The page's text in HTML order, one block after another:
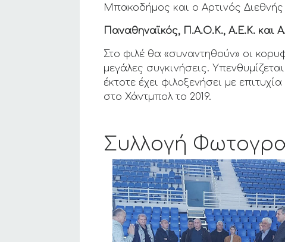
Μπακοδήμος και o Αρτινός
Παναθηναϊκός, Π.Α.Ο.Κ., Α.Ε.Κ. και
Στο φιλέ θα «συναντηθούν» οι
μεγάλες συγκινήσεις.
έκτοτε έχει φιλοξενήσει με
στο Χάντμπολ το 2019.
Συλλογή